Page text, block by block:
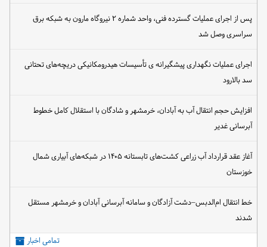
پس از اجرای عملیات گسترده فنی، واحد شماره ۲ نیروگاه مارون به شبکه برق
سراسری وصل شد
اجرای عملیات نگهداری پیشگیرانه ی تأسیسات هیدرومکانیکی دریچه‌های تحتانی
سد بالارود
افزایش حجم انتقال آب به آبادان، خرمشهر و شادگان با استقلال کامل خطوط
آبرسانی غدیر
آغاز عقد قرارداد آب زراعی کشت‌های تابستانه ۱۴۰۵ در شبکه‌های آبیاری شمال
خوزستان
خط انتقال ام‌الدبس–دشت آزادگان و سامانه آبرسانی آبادان و خرمشهر مستقل
شدند
تمامی اخبار